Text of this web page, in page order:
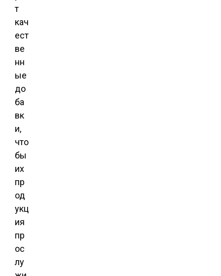
т
кач
ест
ве
нн
ые
до
ба
вк
и,
что
бы
их
пр
од
укц
ия
пр
ос
лу